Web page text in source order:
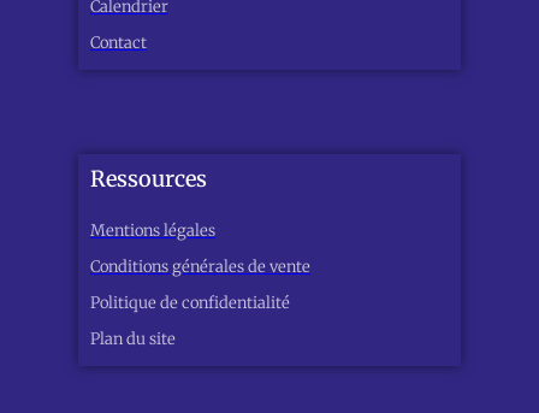
Calendrier
Contact
Ressources
Mentions légales
Conditions générales de vente
Politique de confidentialité
Plan du site